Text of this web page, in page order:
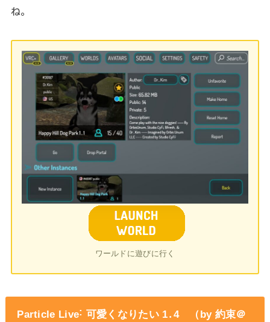
ね。
ワールドに遊びに行く
Particle Live˸ 可愛くなりたい 1․4 （by 約束＠